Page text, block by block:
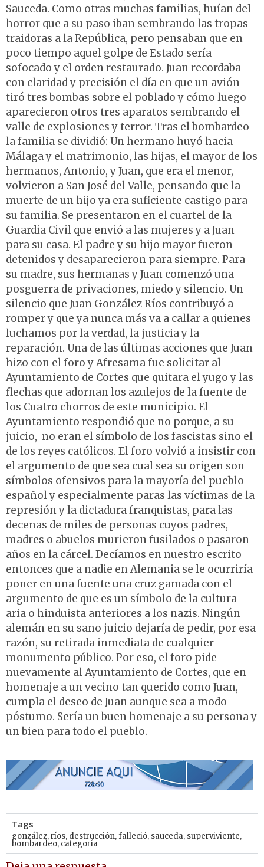
Sauceda. Como otras muchas familias, huían del
horror que a su paso iban sembrando las tropas
traidoras a la República, pero pensaban que en
poco tiempo aquel golpe de Estado sería
sofocado y el orden restaurado. Juan recordaba
con claridad y precisión el día en que un avión
tiró tres bombas sobre el poblado y cómo luego
aparecieron otros tres aparatos sembrando el
valle de explosiones y terror. Tras el bombardeo
la familia se dividió: Un hermano huyó hacia
Málaga y el matrimonio, las hijas, el mayor de los
hermanos, Antonio, y Juan, que era el menor,
volvieron a San José del Valle, pensando que la
muerte de un hijo ya era suficiente castigo para
su familia. Se presentaron en el cuartel de la
Guardia Civil que envió a las mujeres y a Juan
para su casa. El padre y su hijo mayor fueron
detenidos y desaparecieron para siempre. Para
su madre, sus hermanas y Juan comenzó una
posguerra de privaciones, miedo y silencio. Un
silencio que Juan González Ríos contribuyó a
romper y que ya nunca más va a callar a quienes
luchamos por la verdad, la justicia y la
reparación. Una de las últimas acciones que Juan
hizo con el foro y Afresama fue solicitar al
Ayuntamiento de Cortes que quitara el yugo y las
flechas que adornan los azulejos de la fuente de
los Cuatro chorros de este municipio. El
Ayuntamiento respondió que no porque, a su
juicio, no eran el símbolo de los fascistas sino el
de los reyes católicos. El foro volvió a insistir con
el argumento de que sea cual sea su origen son
símbolos ofensivos para la mayoría del pueblo
español y especialmente paras las víctimas de la
represión y la dictadura franquistas, para las
decenas de miles de personas cuyos padres,
madres o abuelos murieron fusilados o pasaron
años en la cárcel. Decíamos en nuestro escrito
entonces que a nadie en Alemania se le ocurriría
poner en una fuente una cruz gamada con el
argumento de que es un símbolo de la cultura
aria o hinduista anteriores a los nazis. Ningún
alemán en su sano juicio dejaría de pedir, por esa
razón, su retirada inmediata de cualquier
monumento público. Por eso, el foro pide
nuevamente al Ayuntamiento de Cortes, que en
homenaje a un vecino tan querido como Juan,
cumpla el deseo de Juan aunque sea a modo
póstumo. Sería un buen homenaje a su persona y
un bien para todo el pueblo.
Tags
gonzález,ríos, destrucción,falleció, sauceda, superviviente,
bombardeo, categoría